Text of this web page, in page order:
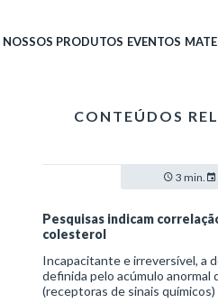
NOSSOS PRODUTOS EVENTOS
CONTEÚDOS
3 min.
Pesquisas indicam
colesterol
Incapacitante e irreversível, a
definida pelo acúmulo anormal
(receptoras de sinais